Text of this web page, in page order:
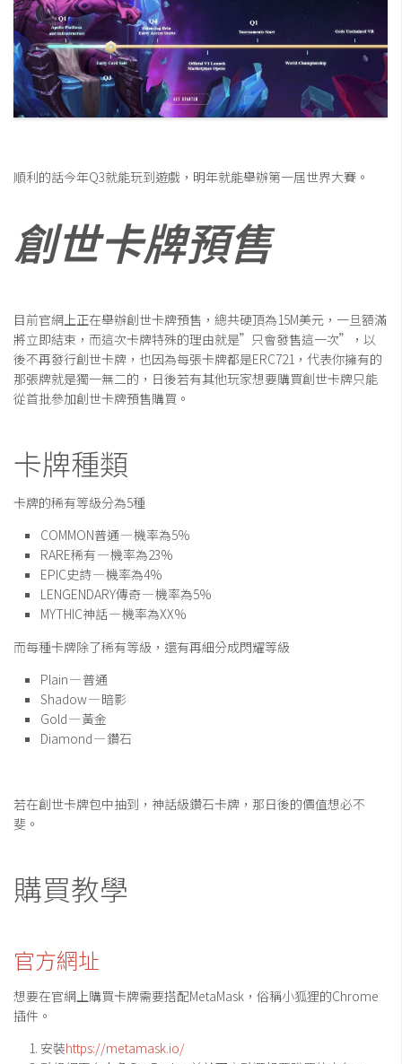
順利的話今年Q3就能玩到遊戲，明年就能舉辦第一屆世界大賽。
創世卡牌預售
目前官網上正在舉辦創世卡牌預售，總共硬頂為15M美元，一旦額滿
將立即結束，而這次卡牌特殊的理由就是”只會發售這一次”，以
後不再發行創世卡牌，也因為每張卡牌都是ERC721，代表你擁有的
那張牌就是獨一無二的，日後若有其他玩家想要購買創世卡牌只能
從首批參加創世卡牌預售購買。
卡牌種類
卡牌的稀有等級分為5種
COMMON普通 — 機率為5%
RARE稀有 — 機率為23%
EPIC史詩 — 機率為4%
LENGENDARY傳奇 — 機率為5%
MYTHIC神話 — 機率為XX%
而每種卡牌除了稀有等級，還有再細分成閃耀等級
Plain — 普通
Shadow — 暗影
Gold — 黃金
Diamond — 鑽石
若在創世卡牌包中抽到，神話級鑽石卡牌，那日後的價值想必不
斐。
購買教學
官方網址
想要在官網上購買卡牌需要搭配MetaMask，俗稱小狐狸的Chrome
插件。
安裝https://metamask.io/